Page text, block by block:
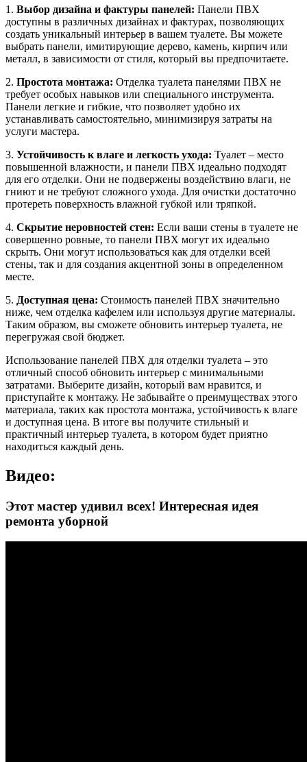
1. Выбор дизайна и фактуры панелей: Панели ПВХ
доступны в различных дизайнах и фактурах, позволяющих
создать уникальный интерьер в вашем туалете. Вы можете
выбрать панели, имитирующие дерево, камень, кирпич или
металл, в зависимости от стиля, который вы предпочитаете.
2. Простота монтажа: Отделка туалета панелями ПВХ не
требует особых навыков или специального инструмента.
Панели легкие и гибкие, что позволяет удобно их
устанавливать самостоятельно, минимизируя затраты на
услуги мастера.
3. Устойчивость к влаге и легкость ухода: Туалет – место
повышенной влажности, и панели ПВХ идеально подходят
для его отделки. Они не подвержены воздействию влаги, не
гниют и не требуют сложного ухода. Для очистки достаточно
протереть поверхность влажной губкой или тряпкой.
4. Скрытие неровностей стен: Если ваши стены в туалете не
совершенно ровные, то панели ПВХ могут их идеально
скрыть. Они могут использоваться как для отделки всей
стены, так и для создания акцентной зоны в определенном
месте.
5. Доступная цена: Стоимость панелей ПВХ значительно
ниже, чем отделка кафелем или используя другие материалы.
Таким образом, вы сможете обновить интерьер туалета, не
перегружая свой бюджет.
Использование панелей ПВХ для отделки туалета – это
отличный способ обновить интерьер с минимальными
затратами. Выберите дизайн, который вам нравится, и
приступайте к монтажу. Не забывайте о преимуществах этого
материала, таких как простота монтажа, устойчивость к влаге
и доступная цена. В итоге вы получите стильный и
практичный интерьер туалета, в котором будет приятно
находиться каждый день.
Видео:
Этот мастер удивил всех! Интересная идея
ремонта уборной